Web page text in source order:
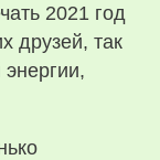
2021 год
друзей, так